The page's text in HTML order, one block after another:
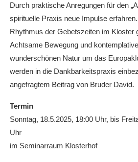
Durch praktische Anregungen für den
spirituelle Praxis neue Impulse
Rhythmus der Gebetszeiten im Kloster
Achtsame Bewegung und
wunderschönen Natur um das
werden in die Dankbarkeitspraxis
angefragtem Beitrag von Bruder David.
Termin
Sonntag, 18.5.2025, 18:00 Uhr, bis
Uhr
im Seminarraum Klosterhof